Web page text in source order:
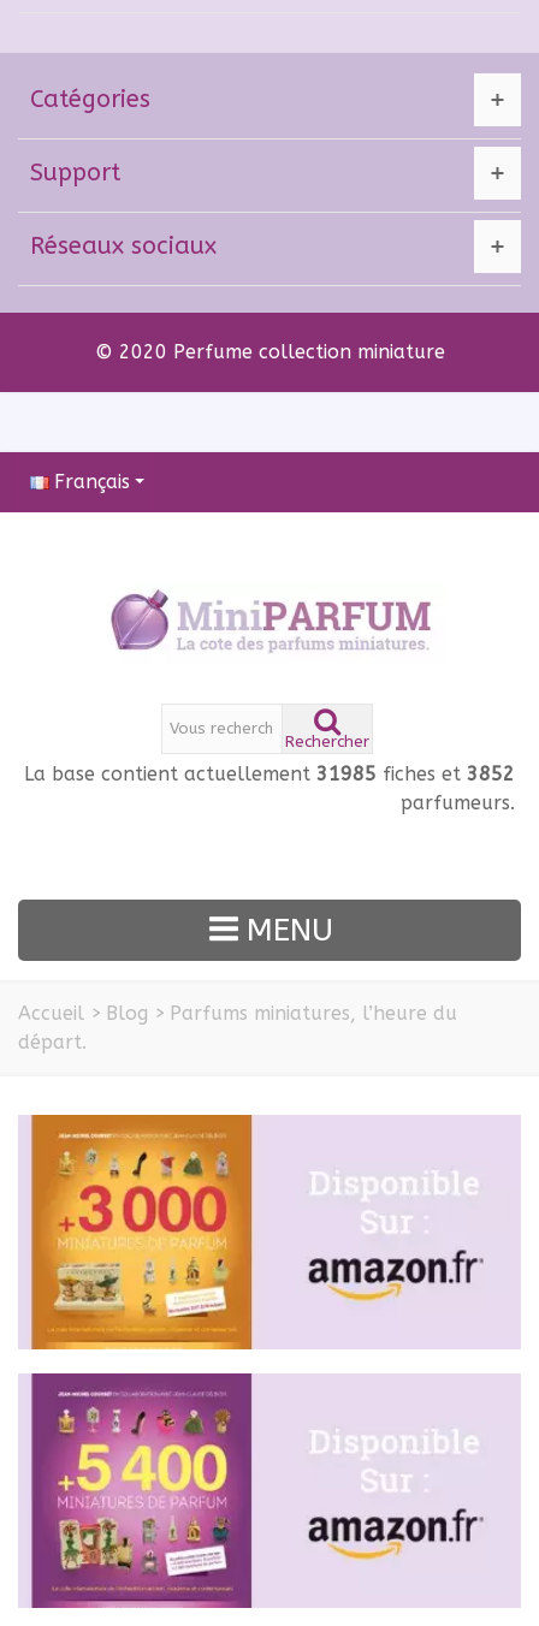
Catégories
Support
Réseaux sociaux
© 2020 Perfume collection miniature
Français
Rechercher
La base contient actuellement 31985 fiches et 3852
parfumeurs.
MENU
Accueil > Blog > Parfums miniatures, l’heure du
départ.